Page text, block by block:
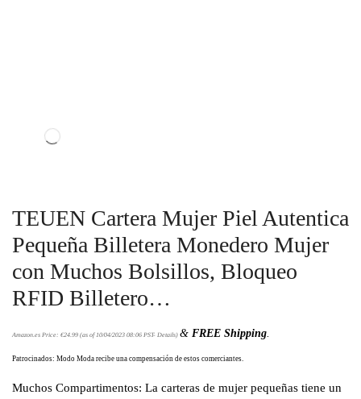
TEUEN Cartera Mujer Piel Autentica
Pequeña Billetera Monedero Mujer
con Muchos Bolsillos, Bloqueo
RFID Billetero…
Amazon.es Price: €24.99 (as of 10/04/2023 08:06 PST- Details) & FREE Shipping.
Patrocinados: Modo Moda recibe una compensación de estos comerciantes.
Muchos Compartimentos: La carteras de mujer pequeñas tiene un